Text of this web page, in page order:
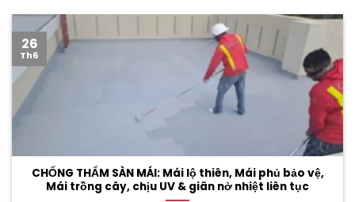
CHỐNG THẤM SÀN MÁI: Mái lộ thiên, Mái phủ bảo vệ,
Mái trồng cây, chịu UV & giãn nở nhiệt liên tục
26
Th6